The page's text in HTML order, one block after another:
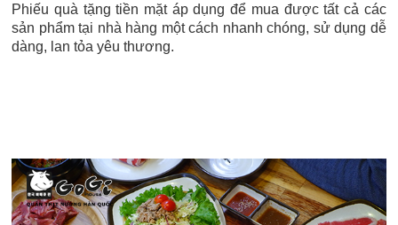
Phiếu quà tặng tiền mặt áp dụng để mua được tất cả các
sản phẩm tại nhà hàng một cách nhanh chóng, sử dụng dễ
dàng, lan tỏa yêu thương.